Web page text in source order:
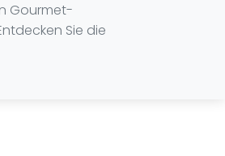
Gourmet-
Sie die